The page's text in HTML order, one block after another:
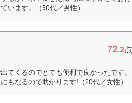
います。（50代／男性）
72.2点
てくるのでとても便利で良かったです。
もなるので助かります!（20代／女性）